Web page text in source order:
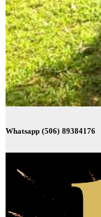
Whatsapp (506) 89384176